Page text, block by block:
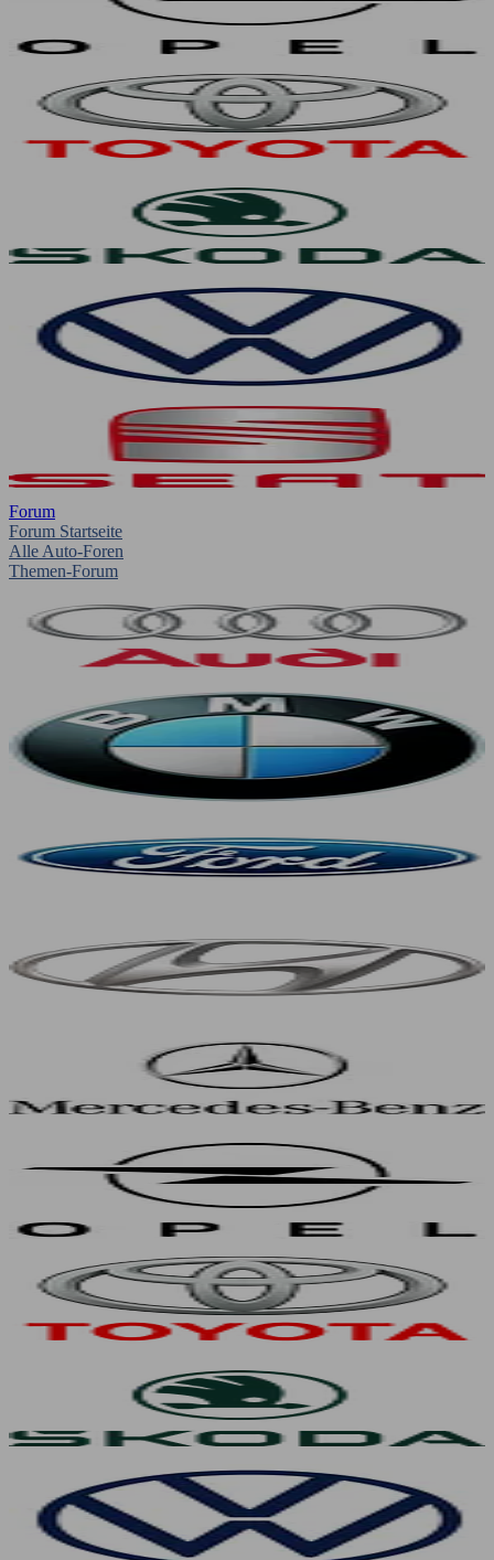
Forum
Forum Startseite
Alle Auto-Foren
Themen-Forum